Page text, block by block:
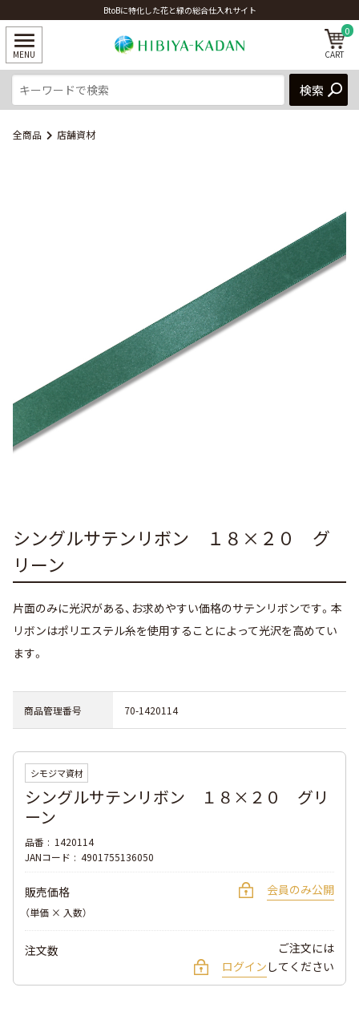
0
BtoBに特化した花と緑の総合仕入れサイト
全商品 店舗資材
シングルサテンリボン １８×２０ グ
リーン
片面のみに光沢がある、お求めやすい価格のサテンリボンです。本
リボンはポリエステル糸を使用することによって光沢を高めてい
ます。
商品管理番号 70-1420114
シモジマ資材
シングルサテンリボン １８×２０ グリ
ーン
品番
1420114
JANコード
4901755136050
販売価格
（単価 × 入数）
会員のみ公開
注文数
ご注文には
ログイン してください